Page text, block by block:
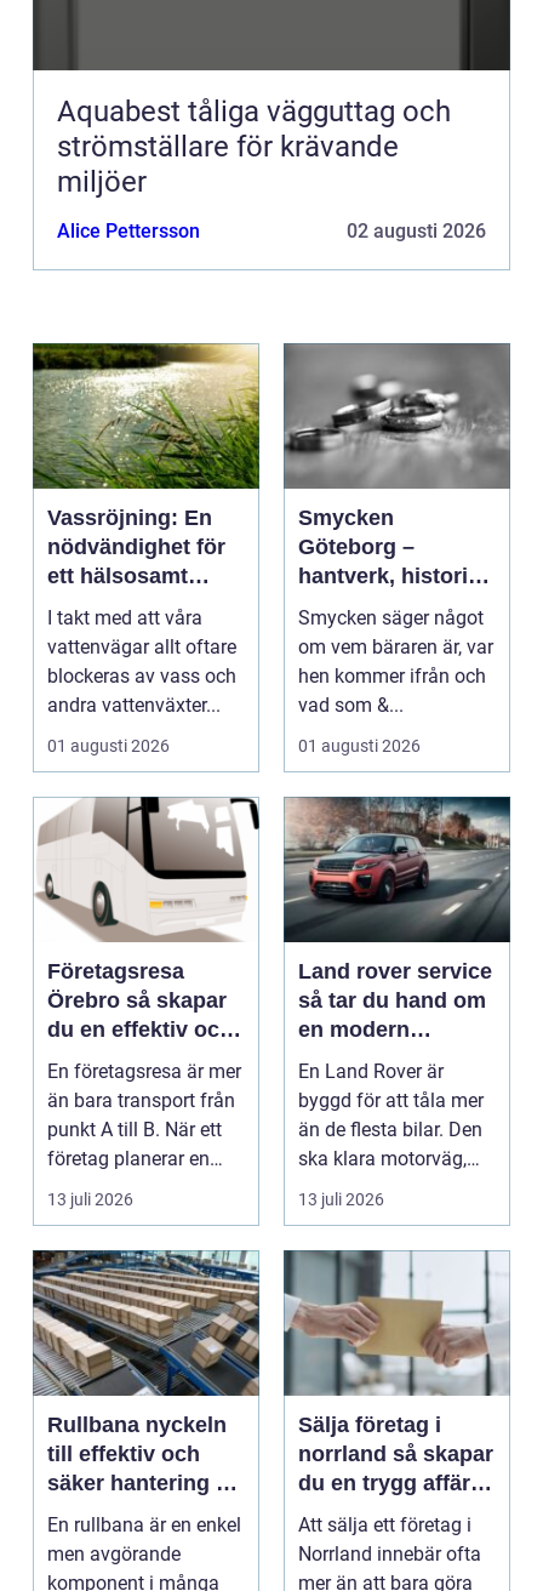
Aquabest tåliga vägguttag och
strömställare för krävande
miljöer
Alice Pettersson 02 augusti 2026
Vassröjning: En
nödvändighet för
ett hälsosamt
vattenlandskap
I takt med att våra
vattenvägar allt oftare
blockeras av vass och
andra vattenväxter...
01 augusti 2026
Smycken
Göteborg –
hantverk, historia
och personligt
uttryck
Smycken säger något
om vem bäraren är, var
hen kommer ifrån och
vad som &...
01 augusti 2026
Företagsresa
Örebro så skapar
du en effektiv och
minnesvärd resa
En företagsresa är mer
än bara transport från
punkt A till B. När ett
företag planerar en
resa för m...
13 juli 2026
Land rover service
så tar du hand om
en modern
klassiker
En Land Rover är
byggd för att tåla mer
än de flesta bilar. Den
ska klara motorväg,
stadstrafik, gru...
13 juli 2026
Rullbana nyckeln
till effektiv och
säker hantering av
gods
En rullbana är en enkel
men avgörande
komponent i många
Sälja företag i
norrland så skapar
du en trygg affär
från start till mål
Att sälja ett företag i
Norrland innebär ofta
mer än att bara göra